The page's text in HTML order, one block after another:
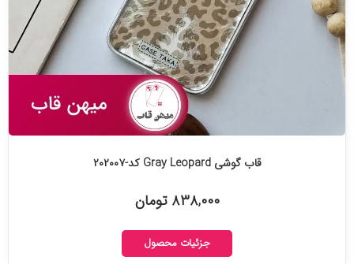
قاب گوشی Gray Leopard کد-۲۰۲۰۰۷
۸۳۸,۰۰۰ تومان
جزئیات محصول